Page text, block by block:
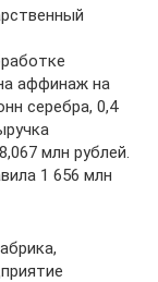
аффинаж на
серебра, 0,4
млн рублей.
1 656 млн